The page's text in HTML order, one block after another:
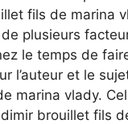
fils de marina
plusieurs
le temps de
l’auteur et le
marina vlady.
brouillet fils